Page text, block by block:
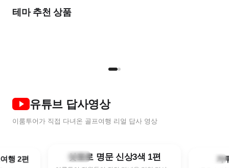
여름 초특가
테마 추천 상품
올포함으로 편하게
완벽한
STAY & PLAY
비즈니스를 위한
유튜브 답사영상
이룸투어가 직접 다녀온 골프여행 리얼 답사 영상
행 2편 훗카이도
삿포로 명문 신상3색 1편 가